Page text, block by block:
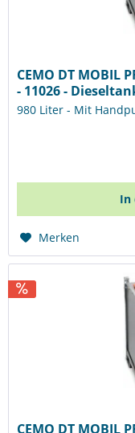
CEMO DT MOBIL
- 11026 -
980 Liter - Mit
In
Merken
CEMO DT MOBIL